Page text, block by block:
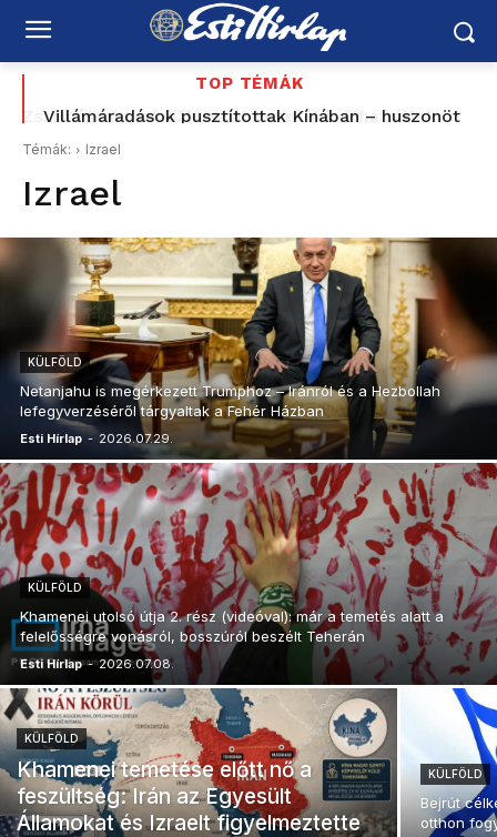
TOP TÉMÁK
Villámáradások pusztítottak Kínában – huszonöt
Témák: Izrael
Izrael
KÜLFÖLD
Netanjahu is megérkezett Trumphoz – Iránról és a Hezbollah
lefegyverzéséről tárgyaltak a Fehér Házban
Esti Hírlap - 2026.07.29.
KÜLFÖLD
Khamenei utolsó útja 2. rész (videóval): már a temetés alatt a
felelősségre vonásról, bosszúról beszélt Teherán
Esti Hírlap - 2026.07.08.
KÜLFÖLD
Khamenei temetése előtt nő a
feszültség: Irán az Egyesült
Államokat és Izraelt figyelmeztette
KÜLFÖLD
Bejrút
otthon